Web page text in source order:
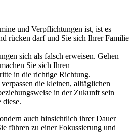
und Verpflichtungen ist, ist es
rücken darf und Sie sich Ihrer Familie
sich als falsch erweisen. Gehen
Sie sich Ihren
in die richtige Richtung.
die kleinen, alltäglichen
in der Zukunft sein
diese.
auch hinsichtlich ihrer Dauer
führen zu einer Fokussierung und